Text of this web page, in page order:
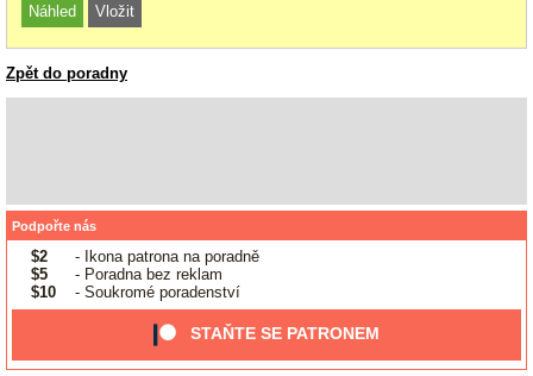
Zpět do poradny
Podpořte nás
$2
- Ikona patrona na poradně
$5
- Poradna bez reklam
$10
- Soukromé poradenství
STAŇTE SE PATRONEM